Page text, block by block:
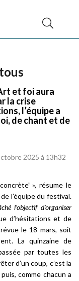
et foi aura
la crise
l’équipe a
de chant et de
2025 à 13h32
», résume le
l’équipe du festival.
l’objectif d’organiser
d’hésitations et de
le 18 mars, soit
La quinzaine de
par toutes les
d’un coup, c’est la
comme chacun a